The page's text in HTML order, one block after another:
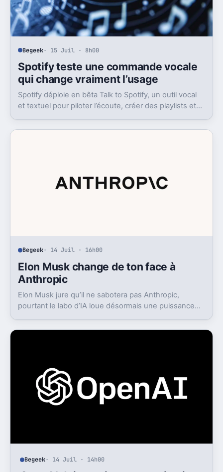
Begeek· 15 Juil · 8h00
Spotify teste une commande vocale
qui change vraiment l’usage
Spotify déploie en bêta Talk to Spotify, un outil vocal
et textuel pour piloter l’écoute, créer des playlists et
Begeek· 14 Juil · 16h00
Elon Musk change de ton face à
Anthropic
Elon Musk jure qu’il ne sabotera pas Anthropic,
pourtant le labo d’IA loue désormais une puissance
Begeek· 14 Juil · 14h00